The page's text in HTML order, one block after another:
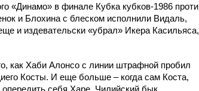
«Динамо» в финале Кубка кубков-1986
и Блохина с блеском исполнили Видаль,
и издевательски «убрал» Икера Касильяса,
как Хаби Алонсо с линии штрафной пробил
Косты. И еще больше – когда сам Коста,
себя Харе. Чилийский бык